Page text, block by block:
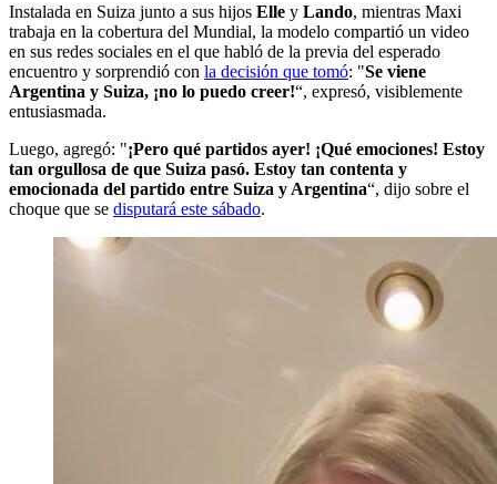
Instalada en Suiza junto a sus hijos Elle y Lando, mientras Maxi
trabaja en la cobertura del Mundial, la modelo compartió un video
en sus redes sociales en el que habló de la previa del esperado
encuentro y sorprendió con la decisión que tomó: "Se viene
Argentina y Suiza, ¡no lo puedo creer!“, expresó, visiblemente
entusiasmada.
Luego, agregó: "¡Pero qué partidos ayer! ¡Qué emociones! Estoy
tan orgullosa de que Suiza pasó. Estoy tan contenta y
emocionada del partido entre Suiza y Argentina“, dijo sobre el
choque que se disputará este sábado.